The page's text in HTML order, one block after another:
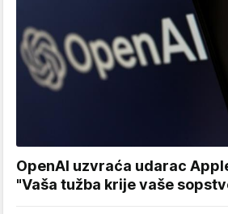
OpenAI uzvraća udarac
"Vaša tužba krije vaše